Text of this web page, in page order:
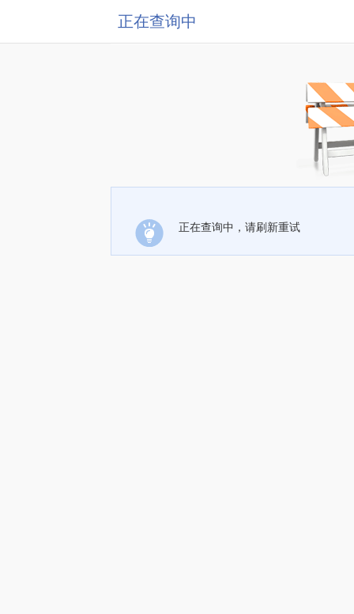
正在查询中
正在查询中，请刷新重试